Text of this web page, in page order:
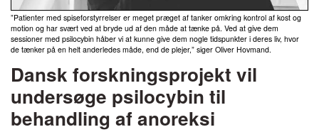
”Patienter med spiseforstyrrelser er meget præget af tanker omkring kontrol af kost og
motion og har svært ved at bryde ud af den måde at tænke på. Ved at give dem
sessioner med psilocybin håber vi at kunne give dem nogle tidspunkter i deres liv, hvor
de tænker på en helt anderledes måde, end de plejer,” siger Oliver Hovmand.
Dansk forskningsprojekt vil
undersøge psilocybin til
behandling af anoreksi